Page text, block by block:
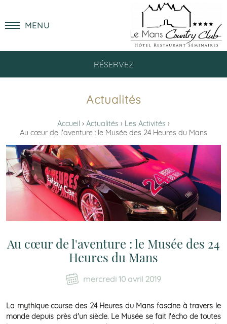
RÉSERVEZ
MENU
Actualités
Accueil Actualités
Les Activités
Au cœur de l'aventure : le Musée des 24 Heures du Mans
Au cœur de l'aventure : le Musée des 24
Heures du Mans
mercredi 10 avril 2019
La mythique course des 24 Heures du Mans fascine à travers le
monde depuis près d'un siècle. Le Musée se fait l'écho de toutes